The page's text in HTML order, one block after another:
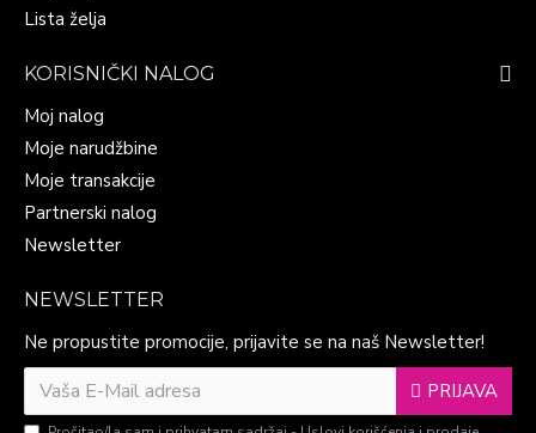
Lista želja
KORISNIČKI NALOG
Moj nalog
Moje narudžbine
Moje transakcije
Partnerski nalog
Newsletter
NEWSLETTER
Ne propustite promocije, prijavite se na naš Newsletter!
PRIJAVA